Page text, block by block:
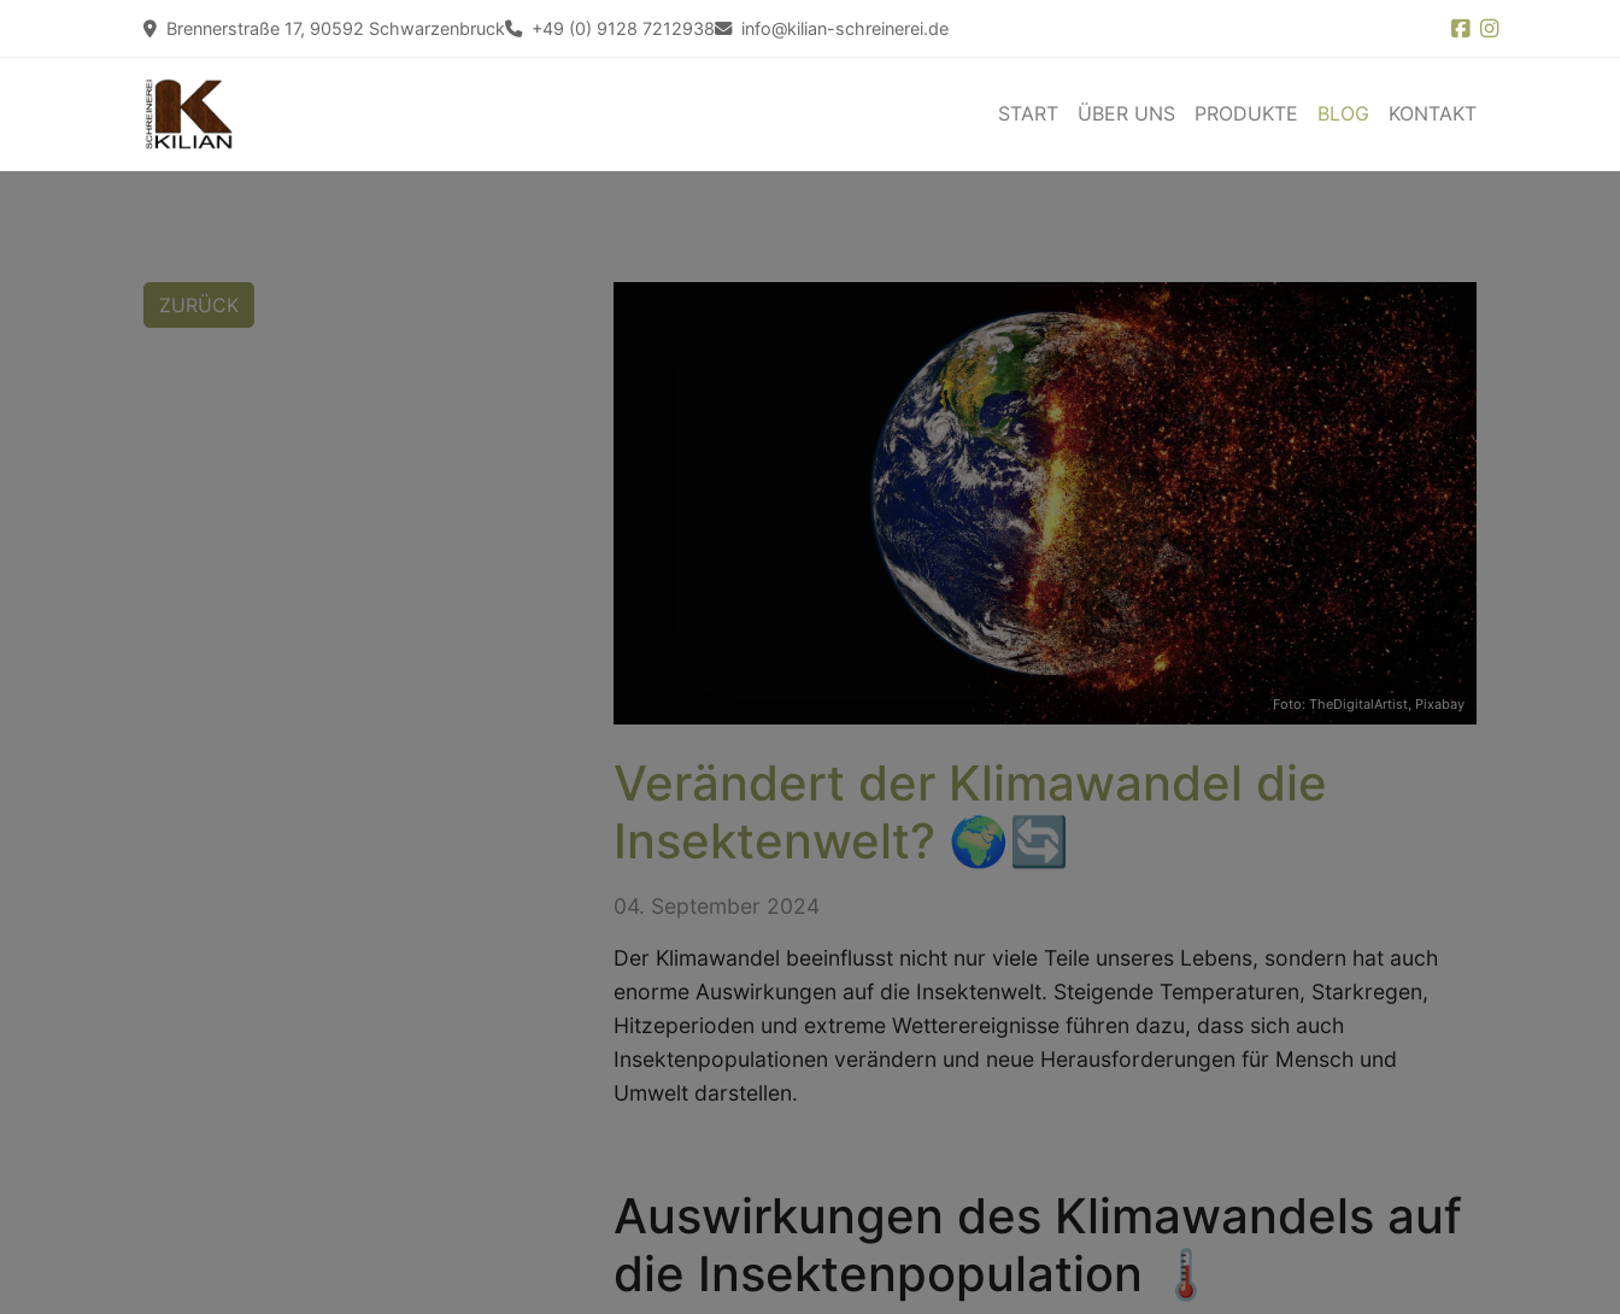
Brennerstraße 17, 90592 Schwarzenbruck +49 (0) 9128 7212938 info@kilian-schreinerei.de
START ÜBER UNS PRODUKTE BLOG KONTAKT
ZURÜCK
Foto: TheDigitalArtist, Pixabay
Verändert der Klimawandel die
Insektenwelt? 🌍🔄
04. September 2024
Der Klimawandel beeinflusst nicht nur viele Teile unseres Lebens, sondern hat auch
enorme Auswirkungen auf die Insektenwelt. Steigende Temperaturen, Starkregen,
Hitzeperioden und extreme Wetterereignisse führen dazu, dass sich auch
Insektenpopulationen verändern und neue Herausforderungen für Mensch und
Umwelt darstellen.
Auswirkungen des Klimawandels auf
die Insektenpopulation 🌡️